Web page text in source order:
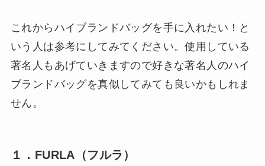
これからハイブランドバッグを手に入れたい！と
いう人は参考にしてみてください。使用している
著名人もあげていきますので好きな著名人のハイ
ブランドバッグを真似してみても良いかもしれま
せん。
１．FURLA（フルラ）